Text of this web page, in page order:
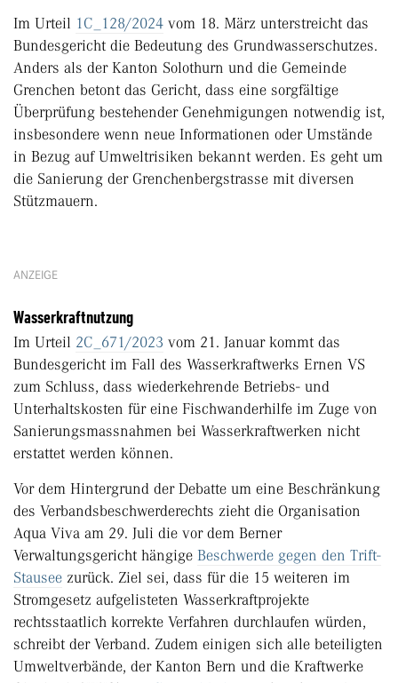
Im Urteil 1C_128/2024 vom 18. März unterstreicht das
Bundesgericht die Bedeutung des Grundwasserschutzes.
Anders als der Kanton Solothurn und die Gemeinde
Grenchen betont das Gericht, dass eine sorgfältige
Überprüfung bestehender Genehmigungen notwendig ist,
insbesondere wenn neue Informationen oder Umstände
in Bezug auf Umweltrisiken bekannt werden. Es geht um
die Sanierung der Grenchenbergstrasse mit diversen
Stützmauern.
ANZEIGE
Wasserkraftnutzung
Im Urteil 2C_671/2023 vom 21. Januar kommt das
Bundesgericht im Fall des Wasserkraftwerks Ernen VS
zum Schluss, dass wiederkehrende Betriebs- und
Unterhaltskosten für eine Fischwanderhilfe im Zuge von
Sanierungsmassnahmen bei Wasserkraftwerken nicht
erstattet werden können.
Vor dem Hintergrund der Debatte um eine Beschränkung
des Verbandsbeschwerderechts zieht die Organisation
Aqua Viva am 29. Juli die vor dem Berner
Verwaltungsgericht hängige Beschwerde gegen den Trift-
Stausee zurück. Ziel sei, dass für die 15 weiteren im
Stromgesetz aufgelisteten Wasserkraftprojekte
rechtsstaatlich korrekte Verfahren durchlaufen würden,
schreibt der Verband. Zudem ­einigen sich alle beteiligten
Umweltverbände, der Kanton Bern und die Kraftwerke